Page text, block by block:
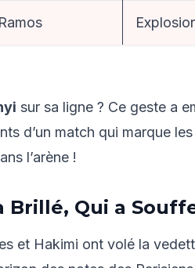
sur sa ligne ? Ce geste a
d’un match qui marque
l’arène !
Brillé, Qui a
et Hakimi ont volé la